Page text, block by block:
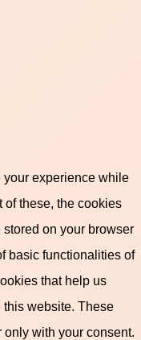
experience while
of these, the cookies
on your browser
basic functionalities of
that help us
website. These
with your consent.